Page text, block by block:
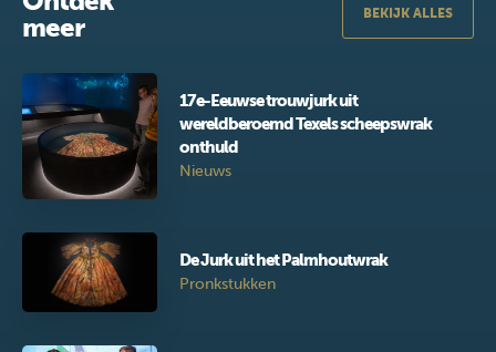
meer
BEKIJK ALLES
17e-Eeuwse trouwjurk uit
wereldberoemd Texels scheepswrak
onthuld
Nieuws
De Jurk uit het Palmhoutwrak
Pronkstukken